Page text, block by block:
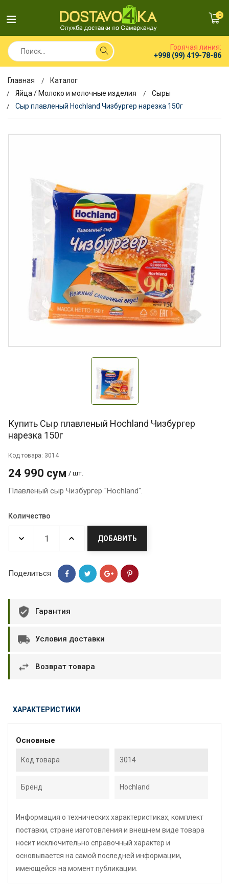
0
Горячая линия:
+998 (99) 419-78-86
Главная
Каталог
Яйца / Молоко и молочные изделия
Сыры
Сыр плавленый Hochland Чизбургер нарезка 150г
Купить Сыр плавленый Hochland Чизбургер
нарезка 150г
Код товара: 3014
24 990 сум / шт.
Плавленый сыр Чизбургер "Hochland".
Количество
ДОБАВИТЬ
Поделиться
Гарантия
Условия доставки
Возврат товара
ХАРАКТЕРИСТИКИ
Основные
Код товара 3014
Бренд Hochland
Информация о технических характеристиках, комплект
поставки, стране изготовления и внешнем виде товара
носит исключительно справочный характер и
основывается на самой последней информации,
имеющейся на момент публикации.